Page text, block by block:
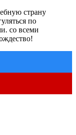
страну
по
со всеми